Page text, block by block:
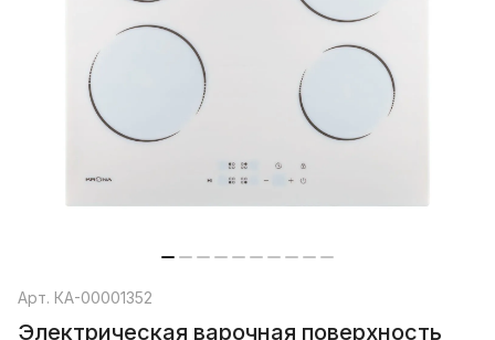
Арт. КА-00001352
Электрическая варочная поверхность